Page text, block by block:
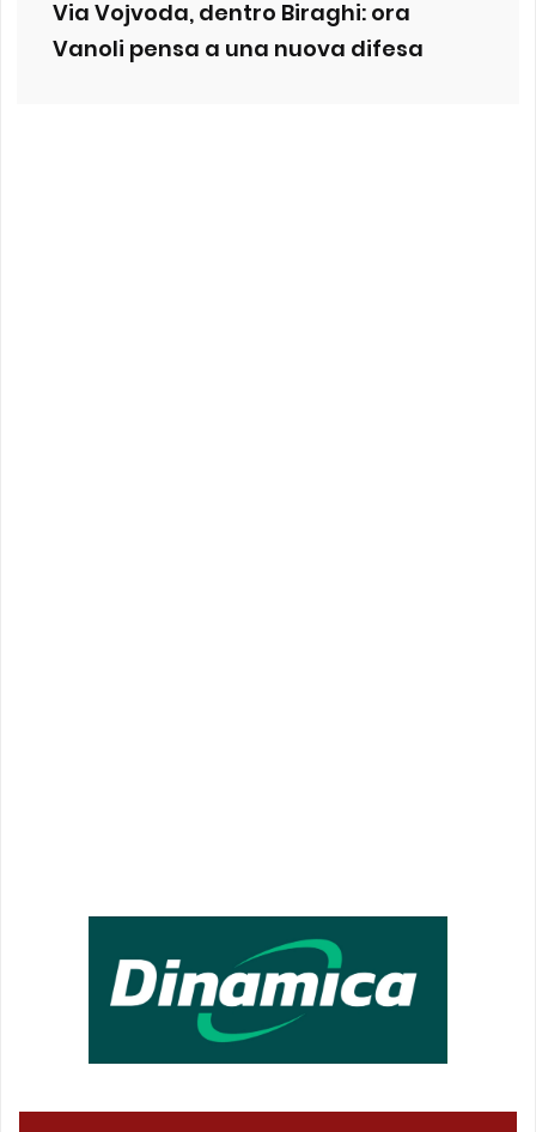
Via Vojvoda, dentro Biraghi: ora
Vanoli pensa a una nuova difesa